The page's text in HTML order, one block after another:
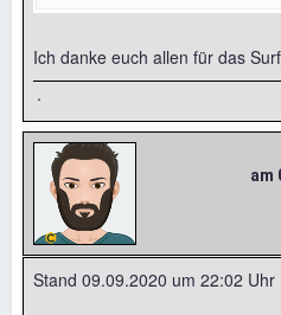
Ich danke euch allen für das
.
am
Stand 09.09.2020 um 22:02 Uhr